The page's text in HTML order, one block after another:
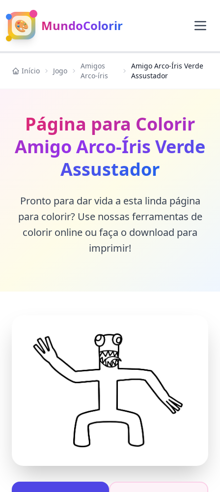
🎨 MundoColorir
Início Jogo
Amigos
Arco-íris
Amigo Arco-Íris Verde
Assustador
Página para Colorir
Amigo Arco-Íris Verde
Assustador
Pronto para dar vida a esta linda página
para colorir? Use nossas ferramentas de
colorir online ou faça o download para
imprimir!